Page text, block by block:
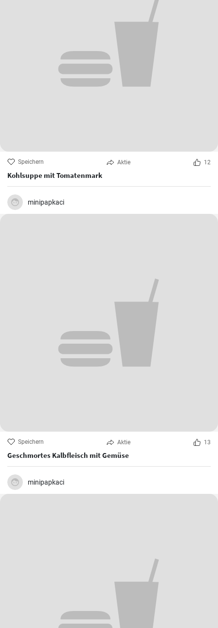
Speichern Aktie 12
Kohlsuppe mit Tomatenmark
minipapkaci
Speichern Aktie 13
Geschmortes Kalbfleisch mit Gemüse
minipapkaci